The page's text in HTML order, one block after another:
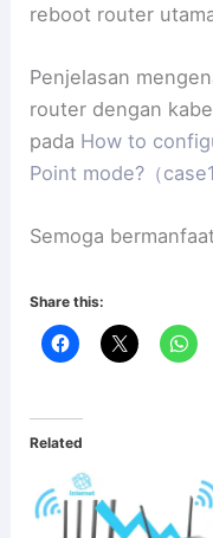
reboot router
Penjelasan
router dengan
pada How to
Point mode?（
Semoga
Share this:
Related